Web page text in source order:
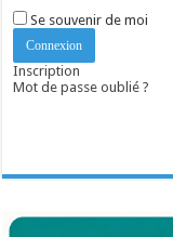
Se souvenir de moi
Inscription
Mot de passe oublié ?